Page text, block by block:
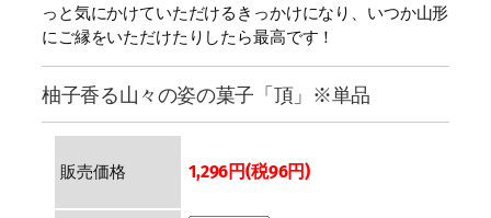
っと気にかけていただけるきっかけになり、いつか山形
にご縁をいただけたりしたら最高です！
柚子香る山々の姿の菓子「頂」※単品
販売価格 1,296円(税96円)